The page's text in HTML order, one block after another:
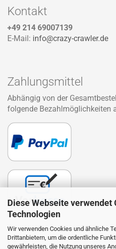
Diese Webseite verwendet
Technologien
Wir verwenden Cookies und ähnliche
Drittanbietern, um die ordentliche
gewährleisten, die Nutzung unseres
Kontakt
+49 214 69007139
E-Mail: info@crazy-crawler.de
Zahlungsmittel
Abhängig von der
folgende Bezahlmöglichkeiten
Lieferung